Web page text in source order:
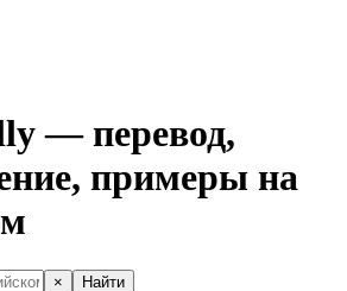
— перевод,
примеры на
× Найти